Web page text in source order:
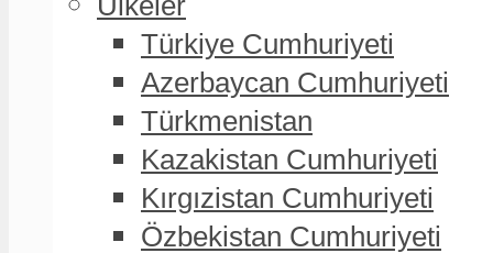
Türkiye Cumhuriyeti
Azerbaycan Cumhuriyeti
Türkmenistan
Kazakistan Cumhuriyeti
Kırgızistan Cumhuriyeti
Özbekistan Cumhuriyeti